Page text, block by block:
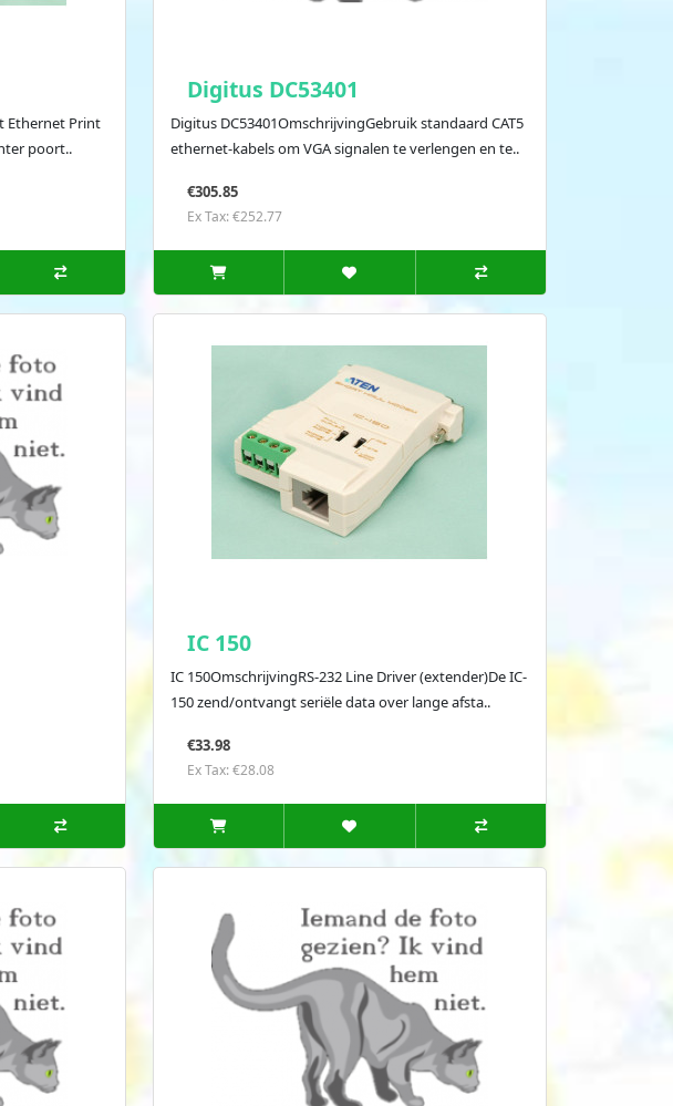
Ethernet Print
poort..
Digitus DC53401
Digitus DC53401OmschrijvingGebruik standaard CAT5
ethernet-kabels om VGA signalen te verlengen en te..
€305.85
Ex Tax: €252.77
IC 150
IC 150OmschrijvingRS-232 Line Driver (extender)De IC-
150 zend/ontvangt seriële data over lange afsta..
€33.98
Ex Tax: €28.08